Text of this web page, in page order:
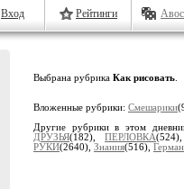
Вход Рейтинги
Выбрана рубрика Как рисовать
Вложенные рубрики: Смешарики
Другие рубрики в этом
ДРУЗЬЯ(182),ПЕРЛОВКА
РУКИ(2640), Знания(516),